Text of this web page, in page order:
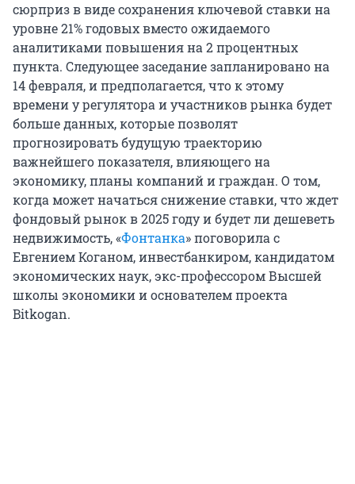
сюрприз в виде сохранения ключевой ставки на
уровне 21% годовых вместо ожидаемого
аналитиками повышения на 2 процентных
пункта. Следующее заседание запланировано на
14 февраля, и предполагается, что к этому
времени у регулятора и участников рынка будет
больше данных, которые позволят
прогнозировать будущую траекторию
важнейшего показателя, влияющего на
экономику, планы компаний и граждан. О том,
когда может начаться снижение ставки, что ждет
фондовый рынок в 2025 году и будет ли дешеветь
недвижимость, «Фонтанка» поговорила с
Евгением Коганом, инвестбанкиром, кандидатом
экономических наук, экс-профессором Высшей
школы экономики и основателем проекта
Bitkogan.